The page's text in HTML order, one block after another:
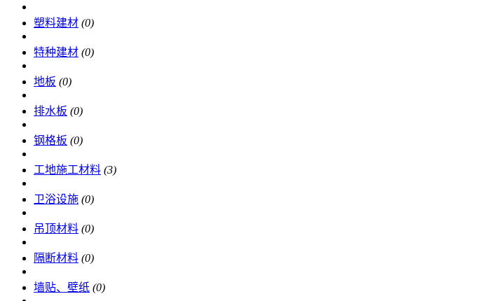
塑料建材 (0)
特种建材 (0)
地板 (0)
排水板 (0)
钢格板 (0)
工地施工材料 (3)
卫浴设施 (0)
吊顶材料 (0)
隔断材料 (0)
墙贴、壁纸 (0)